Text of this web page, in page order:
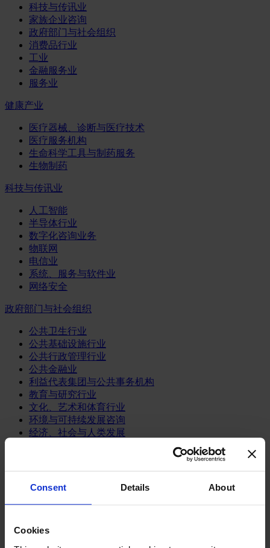
Consent Details About
Cookies
科技与传讯业
家族企业咨询
政府部门与社会组织
消费品行业
工业
金融服务业
服务业
健康产业
医疗器械、诊断与医疗技术
医疗服务机构
生命科学工具与制药服务
生物制药
科技与传讯业
人工智能
半导体行业
数字化咨询业务
物联网
电信业
系统、服务与软件业
网络安全
政府部门与社会组织
公共卫生行业
公共基础设施行业
公共行政管理行业
公共金融业
利益代表集团与公共事务机构
教育与研究行业
文化、艺术和体育行业
环境与可持续发展咨询
经济、社会与人类发展
媒体和娱乐业
消费品
餐饮、旅游与酒店业